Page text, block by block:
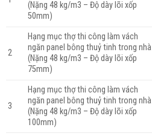
(Nặng 48 kg/m3 – Độ dày lõi xốp
50mm)
2
Hạng mục thợ thi công làm vách
ngăn panel bông thuỷ tinh trong nhà
(Nặng 48 kg/m3 – Độ dày lõi xốp
75mm)
3
Hạng mục thợ thi công làm vách
ngăn panel bông thuỷ tinh trong nhà
(Nặng 48 kg/m3 – Độ dày lõi xốp
100mm)